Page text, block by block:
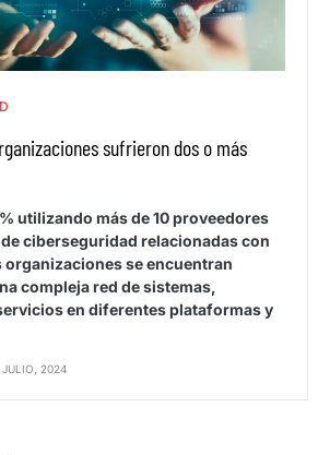
sufrieron dos o más
utilizando más de 10 proveedores
ciberseguridad relacionadas con
organizaciones se encuentran
compleja red de sistemas,
en diferentes plataformas y
JULIO, 2024